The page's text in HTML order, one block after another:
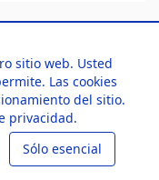
le
sitio web. Usted
Las cookies
del sitio.
privacidad.
Sólo esencial